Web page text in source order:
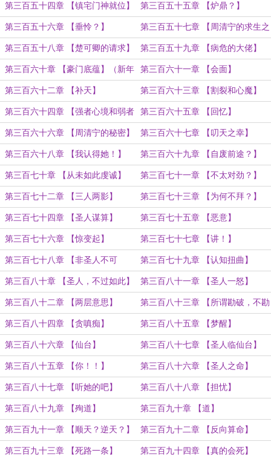
了？】
第三百五十四章 【镇宅门神就位】 第三百五十五章 【炉鼎？】
第三百五十六章 【垂怜？】 第三百五十七章 【周清宁的求生之
法】
第三百五十八章 【楚可卿的请求】 第三百五十九章 【病危的大佬】
第三百六十章 【豪门底蕴】（新年
快乐！）
第三百六十一章 【会面】
第三百六十二章 【补天】 第三百六十三章 【割裂和心魔】
第三百六十四章 【强者心境和弱者
心境】
第三百六十五章 【回忆】
第三百六十六章 【周清宁的秘密】 第三百六十七章 【叨天之幸】
第三百六十八章 【我认得她！】 第三百六十九章 【自废前途？】
第三百七十章 【从未如此虔诚】 第三百七十一章 【不太对劲？】
第三百七十二章 【三人两影】 第三百七十三章 【为何不拜？】
第三百七十四章 【圣人谋算】 第三百七十五章 【恶意】
第三百七十六章 【惊变起】 第三百七十七章 【讲！】
第三百七十八章 【非圣人不可
及！】
第三百七十九章 【认知扭曲】
第三百八十章 【圣人，不过如此】 第三百八十一章 【圣人一怒】
第三百八十二章 【两层意思】 第三百八十三章 【所谓勘破，不勘
哪有破？】
第三百八十四章 【贪嗔痴】 第三百八十五章 【梦醒】
第三百八十六章 【仙台】 第三百八十七章 【圣人临仙台】
第三百八十五章 【你！！】 第三百八十六章 【圣人之命】
第三百八十七章 【听她的吧】 第三百八十八章 【担忧】
第三百八十九章 【殉道】 第三百九十章 【道】
第三百九十一章 【顺天？逆天？】 第三百九十二章 【反向算命】
第三百九十三章 【死路一条】 第三百九十四章 【真的会死】